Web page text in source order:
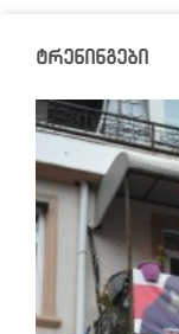
ტრენინგები